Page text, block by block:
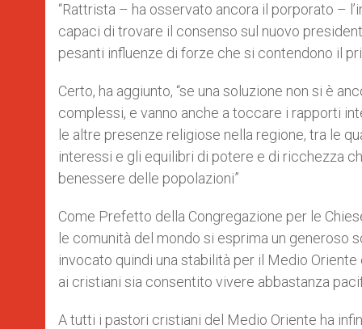
“Rattrista – ha osservato ancora il porporato –
capaci di trovare il consenso sul nuovo
pesanti influenze di forze che si contendono il
Certo, ha aggiunto, “se una soluzione non si è
complessi, e vanno anche a toccare i rapporti
le altre presenze religiose nella regione, tra le
interessi e gli equilibri di potere e di ricchezza
benessere delle popolazioni”
Come Prefetto della Congregazione per le
le comunità del mondo si esprima un generoso
invocato quindi una stabilità per il Medio
ai cristiani sia consentito vivere abbastanza
A tutti i pastori cristiani del Medio Oriente ha